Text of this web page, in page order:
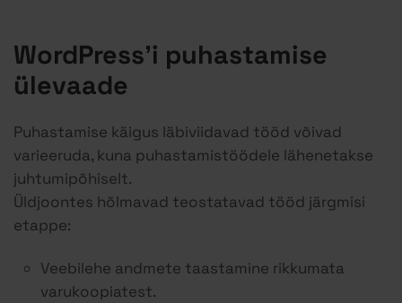
WordPress’i puhastamise
ülevaade
Puhastamise käigus läbiviidavad tööd võivad
varieeruda, kuna puhastamistöödele lähenetakse
juhtumipõhiselt.
Üldjoontes hõlmavad teostatavad tööd järgmisi
etappe:
Veebilehe andmete taastamine rikkumata
varukoopiatest.